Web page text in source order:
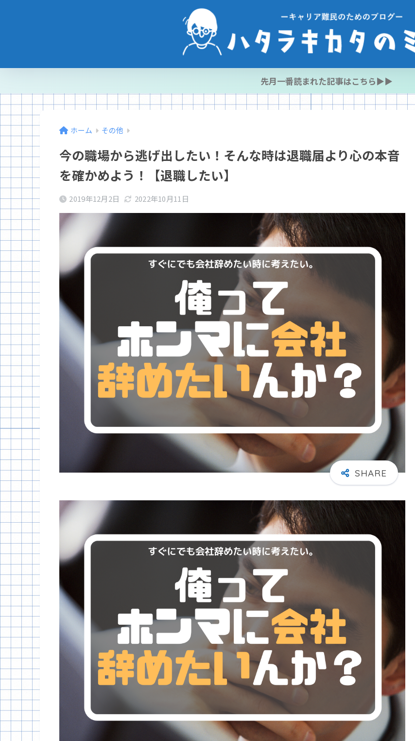
先月一番読まれた記事はこちら▶︎▶︎
ホーム その他
今の職場から逃げ出したい！そんな時は退職届より心の本音
を確かめよう！【退職したい】
2019年12月2日 2022年10月11日